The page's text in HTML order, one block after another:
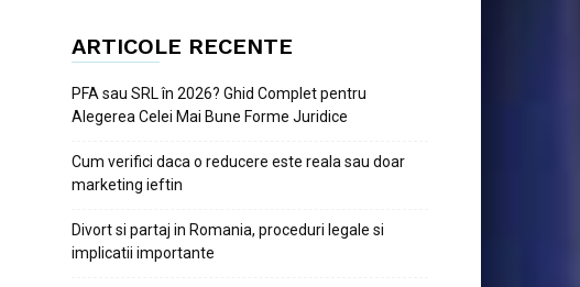
ARTICOLE RECENTE
PFA sau SRL în 2026? Ghid Complet pentru
Alegerea Celei Mai Bune Forme Juridice
Cum verifici daca o reducere este reala sau doar
marketing ieftin
Divort si partaj in Romania, proceduri legale si
implicatii importante